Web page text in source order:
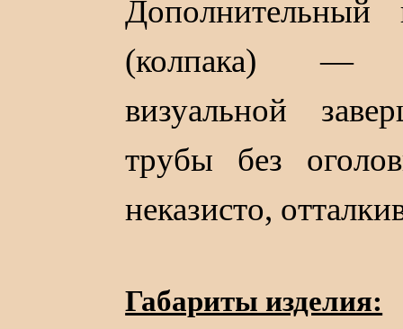
Дополнительный
(колпака) —
визуальной
трубы без
неказисто,
Габариты изделия: